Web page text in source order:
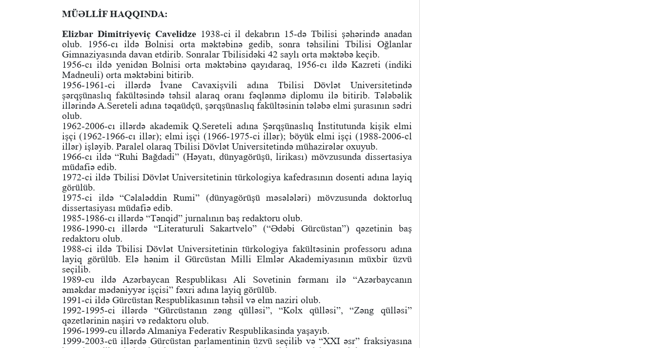
MÜƏLLİF HAQQINDA:
Elizbar Dimitriyeviç Cavelidze1938-ci il dekabrın 15-də Tbilisi şəhərində anadan
olub. 1956-cı ildə Bolnisi orta məktəbinə gedib, sonra təhsilini Tbilisi Oğlanlar
Gimnaziyasında davan etdirib. Sonralar Tbilisidəki 42 saylı orta məktəbə keçib.
1956-cı ildə yenidən Bolnisi orta məktəbinə qayıdaraq, 1956-cı ildə Kazreti (indiki
Madneuli) orta məktəbini bitirib.
1956-1961-ci illərdə İvane Cavaxişvili adına Tbilisi Dövlət Universitetində
şərqşünaslıq fakültəsində təhsil alaraq oranı fəqlənmə diplomu ilə bitirib. Tələbəlik
illərində A.Sereteli adına təqaüdçü, şərqşünaslıq fakültəsinin tələbə elmi şurasının sədri
olub.
1962-2006-cı illərdə akademik Q.Sereteli adına Şərqşünaslıq İnstitutunda kişik elmi
işçi (1962-1966-cı illər); elmi işçi (1966-1975-ci illər); böyük elmi işçi (1988-2006-cl
illər) işləyib. Paralel olaraq Tbilisi Dövlət Universitetində mühazirələr oxuyub.
1966-cı ildə “Ruhi Bağdadi” (Həyatı, dünyagörüşü, lirikası) mövzusunda dissertasiya
müdafiə edib.
1972-ci ildə Tbilisi Dövlət Universitetinin türkologiya kafedrasının dosenti adına layiq
görülüb.
1975-ci ildə “Cəlaləddin Rumi” (dünyagörüşü məsələləri) mövzusunda doktorluq
dissertasiyası müdafiə edib.
1985-1986-cı illərdə “Tənqid” jurnalının baş redaktoru olub.
1986-1990-cı illərdə “Literaturuli Sakartvelo” (“Ədəbi Gürcüstan”) qəzetinin baş
redaktoru olub.
1988-ci ildə Tbilisi Dövlət Universitetinin türkologiya fakültəsinin professoru adına
layiq görülüb. Elə hənim il Gürcüstan Milli Elmlər Akademiyasının müxbir üzvü
seçilib.
1989-cu ildə Azərbaycan Respublikası Ali Sovetinin fərmanı ilə “Azərbaycanın
əməkdar mədəniyyər işçisi” fəxri adına layiq görülüb.
1991-ci ildə Gürcüstan Respublikasının təhsil və elm naziri olub.
1992-1995-ci illərdə “Gürcüstanın zəng qülləsi”, “Kolx qülləsi”, “Zəng qülləsi”
qəzetlərinin naşiri və redaktoru olub.
1996-1999-cu illərdə Almaniya Federativ Respublikasinda yaşayıb.
1999-2003-cü illərdə Gürcüstan parlamentinin üzvü seçilib və “XXI əsr” fraksiyasına